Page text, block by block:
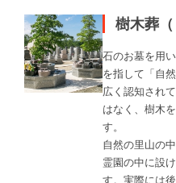
樹木葬（
石のお墓を用
を指して「自
広く認知され
はなく、樹木
す。
自然の里山の
霊園の中に設
す。実際には